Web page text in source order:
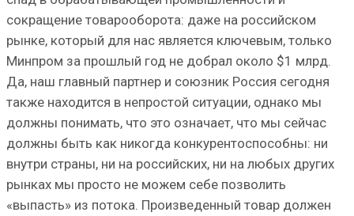
сокращение товарооборота: даже на российском
рынке, который для нас является ключевым, только
Минпром за прошлый год не добрал около $1 млрд.
Да, наш главный партнер и союзник Россия сегодня
также находится в непростой ситуации, однако мы
должны понимать, что это означает, что мы сейчас
должны быть как никогда конкурентоспособны: ни
внутри страны, ни на российских, ни на любых других
рынках мы просто не можем себе позволить
«выпасть» из потока. Произведенный товар должен